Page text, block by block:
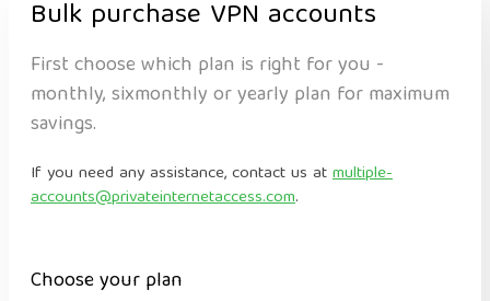
Bulk purchase VPN accounts
First choose which plan is right for you -
monthly, sixmonthly or yearly plan for maximum
savings.
If you need any assistance, contact us atmultiple-
accounts@privateinternetaccess.com.
Choose your plan